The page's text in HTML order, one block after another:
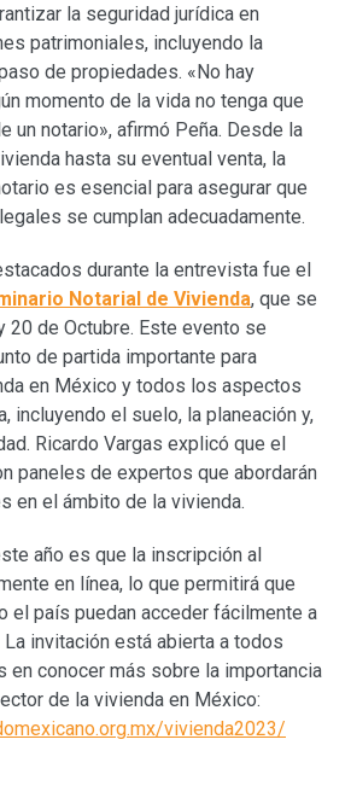
la seguridad jurídica en
patrimoniales, incluyendo la
de propiedades. «No hay
momento de la vida no tenga que
un notario», afirmó Peña. Desde la
hasta su eventual venta, la
es esencial para asegurar que
se cumplan adecuadamente.
durante la entrevista fue el
Notarial de Vivienda, que se
20 de Octubre. Este evento se
de partida importante para
en México y todos los aspectos
incluyendo el suelo, la planeación y,
Ricardo Vargas explicó que el
paneles de expertos que abordarán
en el ámbito de la vivienda.
año es que la inscripción al
en línea, lo que permitirá que
el país puedan acceder fácilmente a
invitación está abierta a todos
en conocer más sobre la importancia
de la vivienda en México:
vivienda2023/